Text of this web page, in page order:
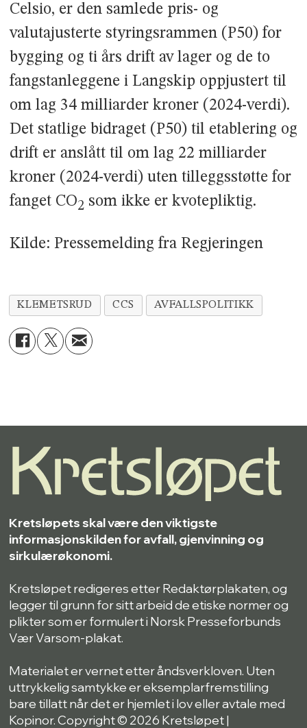
Celsio, er den samlede pris- og
valutajusterte styringsrammen (P50) for
bygging og ti års drift av lager og de to
fangstanleggene i Langskip oppjustert til
om lag 34 milliarder kroner (2024-verdi).
Det statlige bidraget (P50) til etablering og
drift er anslått til om lag 22 milliarder
kroner (2024-verdi) uten tilleggsstøtte for
fanget CO2 som ikke er kvotepliktig.
Kilde: Pressemelding fra Regjeringen
KLEMETSRUD CCS AVFALLSPOLITIKK
Kretsløpets skal være den viktigste
informasjonskilden for avfall, gjenvinning og
sirkulærøkonomi.
Kretsløpet redigeres etter Redaktørplakaten, og
legger til grunn for sitt arbeid de etiske normer og
plikter som er formulert i Norsk Presseforbunds
Vær Varsom-plakat.
Materialet er vernet etter åndsverkloven. Uten
uttrykkelig samtykke er eksemplarfremstilling
bare tillatt når det er hjemlet i lov eller avtale med
Kopinor. Copyright © 2026 Kretsløpet |